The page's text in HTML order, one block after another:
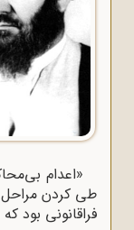
«اعدام
طی کردن
فراقانونی بود